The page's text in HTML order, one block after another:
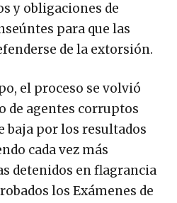
y obligaciones de
para que las
de la extorsión.
el proceso se volvió
de agentes corruptos
baja por los resultados
cada vez más
detenidos en flagrancia
los Exámenes de